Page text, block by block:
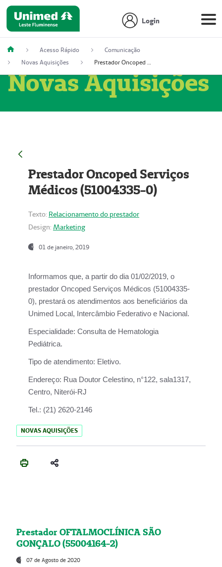
Login
Acesso Rápido
Comunicação
Novas Aquisições
Prestador Oncoped Serviços Médicos (51004335-0)
Novas Aquisições
Prestador Oncoped Serviços
Médicos (51004335-0)
Texto: Relacionamento do prestador
Design: Marketing
01 de janeiro, 2019
Informamos que, a partir do dia 01/02/2019, o
prestador Oncoped Serviços Médicos (51004335-
0), prestará os atendimentos aos beneficiários da
Unimed Local, Intercâmbio Federativo e Nacional.
Especialidade: Consulta de Hematologia
Pediátrica.
Tipo de atendimento: Eletivo.
Endereço: Rua Doutor Celestino, n°122, sala1317,
Centro, Niterói-RJ
Tel.: (21) 2620-2146
NOVAS AQUISIÇÕES
Prestador OFTALMOCLÍNICA SÃO
GONÇALO (55004164-2)
07 de Agosto de 2020